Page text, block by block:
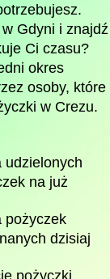
Gdyni i znajdź
Ci czasu?
okres
osoby, które
w Crezu.
udzielonych
na już
pożyczek
dzisiaj
pożyczki